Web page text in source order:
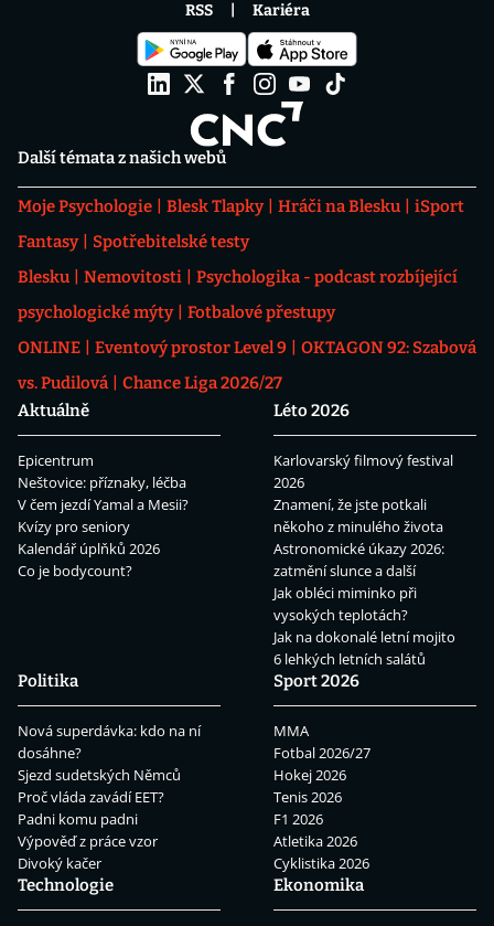
Další témata z našich webů
Moje Psychologie Blesk Tlapky Hráči na Blesku
iSport
Fantasy
Spotřebitelské testy
Blesku
Nemovitosti
Psychologika - podcast rozbíjející
psychologické mýty
Fotbalové přestupy
ONLINE
Eventový prostor Level 9
OKTAGON 92: Szabová
vs. Pudilová
Chance Liga 2026/27
Aktuálně
Epicentrum
Neštovice: příznaky, léčba
V čem jezdí Yamal a Mesii?
Kvízy pro seniory
Kalendář úplňků 2026
Co je bodycount?
Léto 2026
Karlovarský filmový festival
2026
Znamení, že jste potkali
někoho z minulého života
Astronomické úkazy 2026:
zatmění slunce a další
Jak obléci miminko při
vysokých teplotách?
Jak na dokonalé letní mojito
6 lehkých letních salátů
Politika
Nová superdávka: kdo na ní
dosáhne?
Sjezd sudetských Němců
Proč vláda zavádí EET?
Padni komu padni
Výpověď z práce vzor
Divoký kačer
Sport 2026
MMA
Fotbal 2026/27
Hokej 2026
Tenis 2026
F1 2026
Atletika 2026
Cyklistika 2026
Technologie
Ekonomika
RSS Kariéra